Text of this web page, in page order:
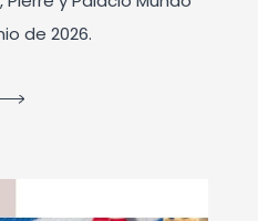
de 2026.